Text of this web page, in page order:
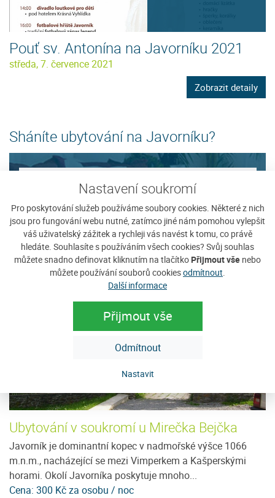
Nastavení soukromí
Pro poskytování služeb používáme soubory cookies. Některé z nich
jsou pro fungování webu nutné, zatímco jiné nám pomohou vylepšit
váš uživatelský zážitek a rychleji vás navést k tomu, co právě
hledáte. Souhlasíte s používáním všech cookies? Svůj souhlas
můžete snadno definovat kliknutím na tlačítko Přijmout vše nebo
můžete používání souborů cookiesodmítnout
Další informace
Přijmout vše
Odmítnout
Nastavit
Pouť sv. Antonína na Javorníku 2021
středa, 7. července 2021
Zobrazit detaily
Sháníte ubytování na Javorníku?
Zobrazit nabídku
Tip na ubytování
Ubytování v soukromí u Mirečka Bejčka
Javorník je dominantní kopec v nadmořské výšce 1066
m.n.m., nacházející se mezi Vimperkem a Kašperskými
horami. Okolí Javorníka poskytuje mnoho...
Cena: 300 Kč za osobu / noc